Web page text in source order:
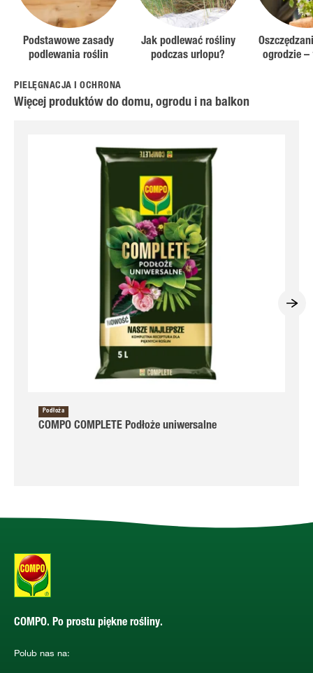
Podstawowe zasady
podlewania roślin
Jak podlewać rośliny
podczas urlopu?
ogrodzie –
PIELĘGNACJA I OCHRONA
Więcej produktów do domu, ogrodu i na balkon
Podłoża
COMPO COMPLETE Podłoże uniwersalne
COMPO. Po prostu piękne rośliny.
Polub nas na: